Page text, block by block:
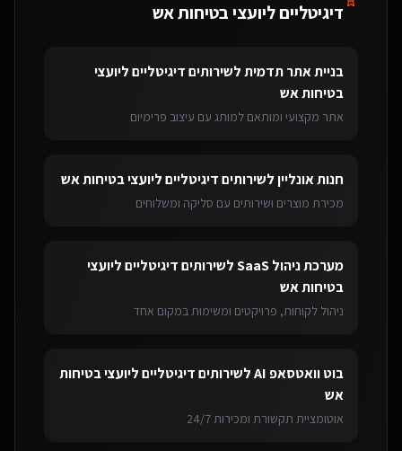
דיגיטליים ליועצי בטיחות אש
בניית אתר תדמיתלשירותים דיגיטליים ליועצי
בטיחות אש
אתר מקצועי ומותאם למותג עם עיצוב פרימיום
חנות אונלייןלשירותים דיגיטליים ליועצי בטיחות אש
מכירת מוצרים ושירותים עם סליקה ומשלוחים
מערכת ניהול SaaS לשירותים דיגיטליים ליועצי
בטיחות אש
ניהול לקוחות, פרויקטים ומשימות במקום אחד
בוט וואטסאפ AI לשירותים דיגיטליים ליועצי בטיחות
אש
אוטומציית תקשורת ומכירות 24/7